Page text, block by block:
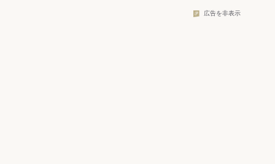
広告を非表示